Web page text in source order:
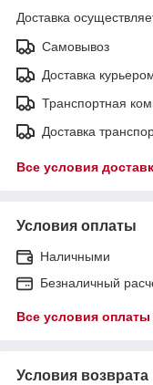
Доставка
Самовывоз
Доставка
Транспортная
Доставка
Все условия
Условия оплаты
Наличными
Безналичный
Все условия оплаты
Условия возврата